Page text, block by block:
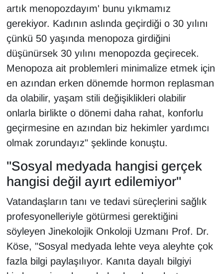
artık menopozdayım' bunu yıkmamız
gerekiyor. Kadının aslında geçirdiği o 30 yılını
çünkü 50 yaşında menopoza girdiğini
düşünürsek 30 yılını menopozda geçirecek.
Menopoza ait problemleri minimalize etmek için
en azından erken dönemde hormon replasman
da olabilir, yaşam stili değişiklikleri olabilir
onlarla birlikte o dönemi daha rahat, konforlu
geçirmesine en azından biz hekimler yardımcı
olmak zorundayız" şeklinde konuştu.
"Sosyal medyada hangisi gerçek
hangisi değil ayırt edilemiyor"
Vatandaşların tanı ve tedavi süreçlerini sağlık
profesyonelleriyle götürmesi gerektiğini
söyleyen Jinekolojik Onkoloji Uzmanı Prof. Dr.
Köse, "Sosyal medyada lehte veya aleyhte çok
fazla bilgi paylaşılıyor. Kanıta dayalı bilgiyi